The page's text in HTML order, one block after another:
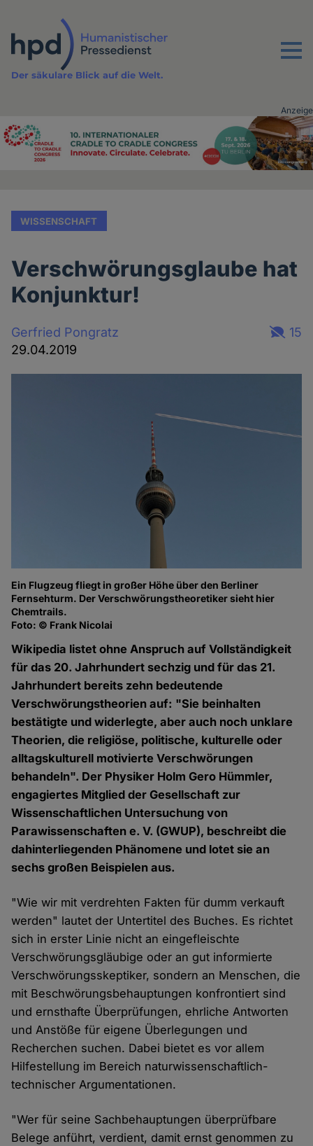
Inhalt
Menu
Der säkulare Blick auf die Welt.
Advertising
Anzeige
WISSENSCHAFT
Verschwörungsglaube hat
Konjunktur!
Gerfried Pongratz
29.04.2019
15
Ein Flugzeug fliegt in großer Höhe über den Berliner
Fernsehturm. Der Verschwörungstheoretiker sieht hier
Chemtrails.
Foto: © Frank Nicolai
Wikipedia listet ohne Anspruch auf Vollständigkeit
für das 20. Jahrhundert sechzig und für das 21.
Jahrhundert bereits zehn bedeutende
Verschwörungstheorien auf: "Sie beinhalten
bestätigte und widerlegte, aber auch noch unklare
Theorien, die religiöse, politische, kulturelle oder
alltagskulturell motivierte Verschwörungen
behandeln". Der Physiker Holm Gero Hümmler,
engagiertes Mitglied der Gesellschaft zur
Wissenschaftlichen Untersuchung von
Parawissenschaften e. V. (GWUP), beschreibt die
dahinterliegenden Phänomene und lotet sie an
sechs großen Beispielen aus.
"Wie wir mit verdrehten Fakten für dumm verkauft
werden" lautet der Untertitel des Buches. Es richtet
sich in erster Linie nicht an eingefleischte
Verschwörungsgläubige oder an gut informierte
Verschwörungsskeptiker, sondern an Menschen, die
mit Beschwörungsbehauptungen konfrontiert sind
und ernsthafte Überprüfungen, ehrliche Antworten
und Anstöße für eigene Überlegungen und
Recherchen suchen. Dabei bietet es vor allem
Hilfestellung im Bereich naturwissenschaftlich-
technischer Argumentationen.
"Wer für seine Sachbehauptungen überprüfbare
Belege anführt, verdient, damit ernst genommen zu